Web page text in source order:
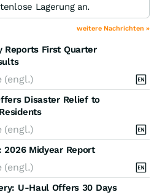
Lagerung an.
weitere Nachrichten »
Reports First Quarter
(engl.)
Disaster Relief to
(engl.)
2026 Midyear Report
(engl.)
U-Haul Offers 30 Days